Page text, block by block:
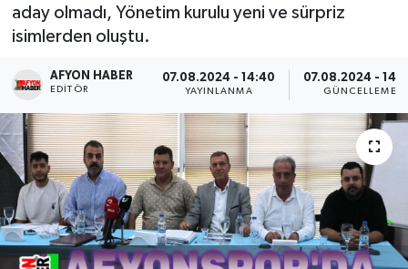
aday olmadı, Yönetim kurulu yeni ve sürpriz
isimlerden oluştu.
AFYON HABER
EDITÖR
07.08.2024 - 14:40
YAYINLANMA
07.08.2024 -
GÜNCELLEME
Ekonomi
Magazin
Etkinlikler